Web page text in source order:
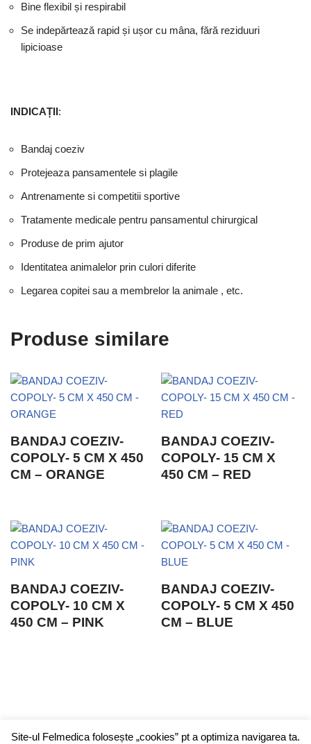
Bine flexibil și respirabil
Se indepărtează rapid și ușor cu mâna, fără reziduuri
lipicioase
INDICAȚII:
Bandaj coeziv
Protejeaza pansamentele si plagile
Antrenamente si competitii sportive
Tratamente medicale pentru pansamentul chirurgical
Produse de prim ajutor
Identitatea animalelor prin culori diferite
Legarea copitei sau a membrelor la animale , etc.
Produse similare
BANDAJ COEZIV-
COPOLY- 5 CM X 450
CM – ORANGE
BANDAJ COEZIV-
COPOLY- 15 CM X
450 CM – RED
BANDAJ COEZIV-
COPOLY- 10 CM X
450 CM – PINK
BANDAJ COEZIV-
COPOLY- 5 CM X 450
CM – BLUE
Contact Prezentare Parteneri
Site-ul Felmedica folosește „cookies” pt a optimiza navigarea ta.